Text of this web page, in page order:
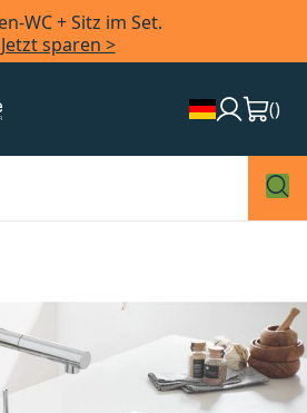
WC + Sitz im Set.
Jetzt sparen >
()